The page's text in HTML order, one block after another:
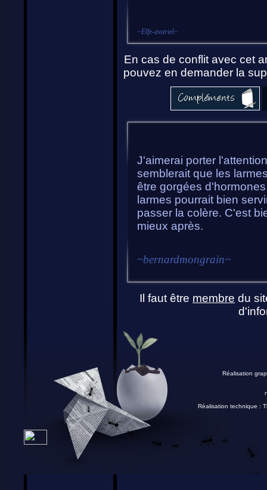
~Elfe-avariel~
En cas de conflit avec cet
pouvez en demander la
J'aimerai porter
semblerait que les
être gorgées
larmes pourrait bien
passer la colère. C'est
mieux après.
~bernardmongrain~
Il faut être membre du
Réalisation
Réalisation technique :